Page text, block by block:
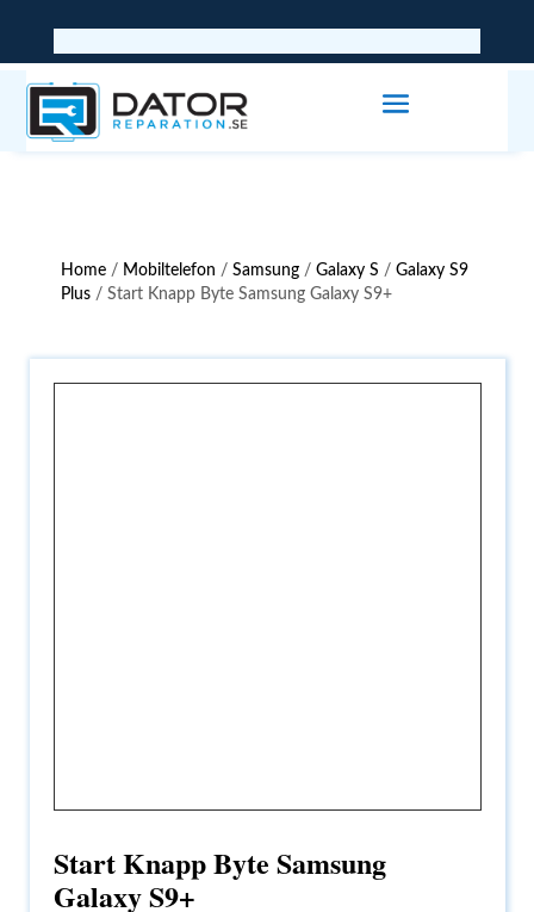
Home / Mobiltelefon /Samsung /Galaxy S /Galaxy S9
Plus / Start Knapp Byte Samsung Galaxy S9+
Start Knapp Byte Samsung
Galaxy S9+